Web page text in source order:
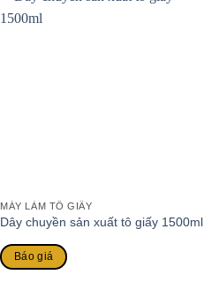
MÁY LÀM TÔ GIẤY
Dây chuyền sản xuất tô giấy 1500ml
Báo giá